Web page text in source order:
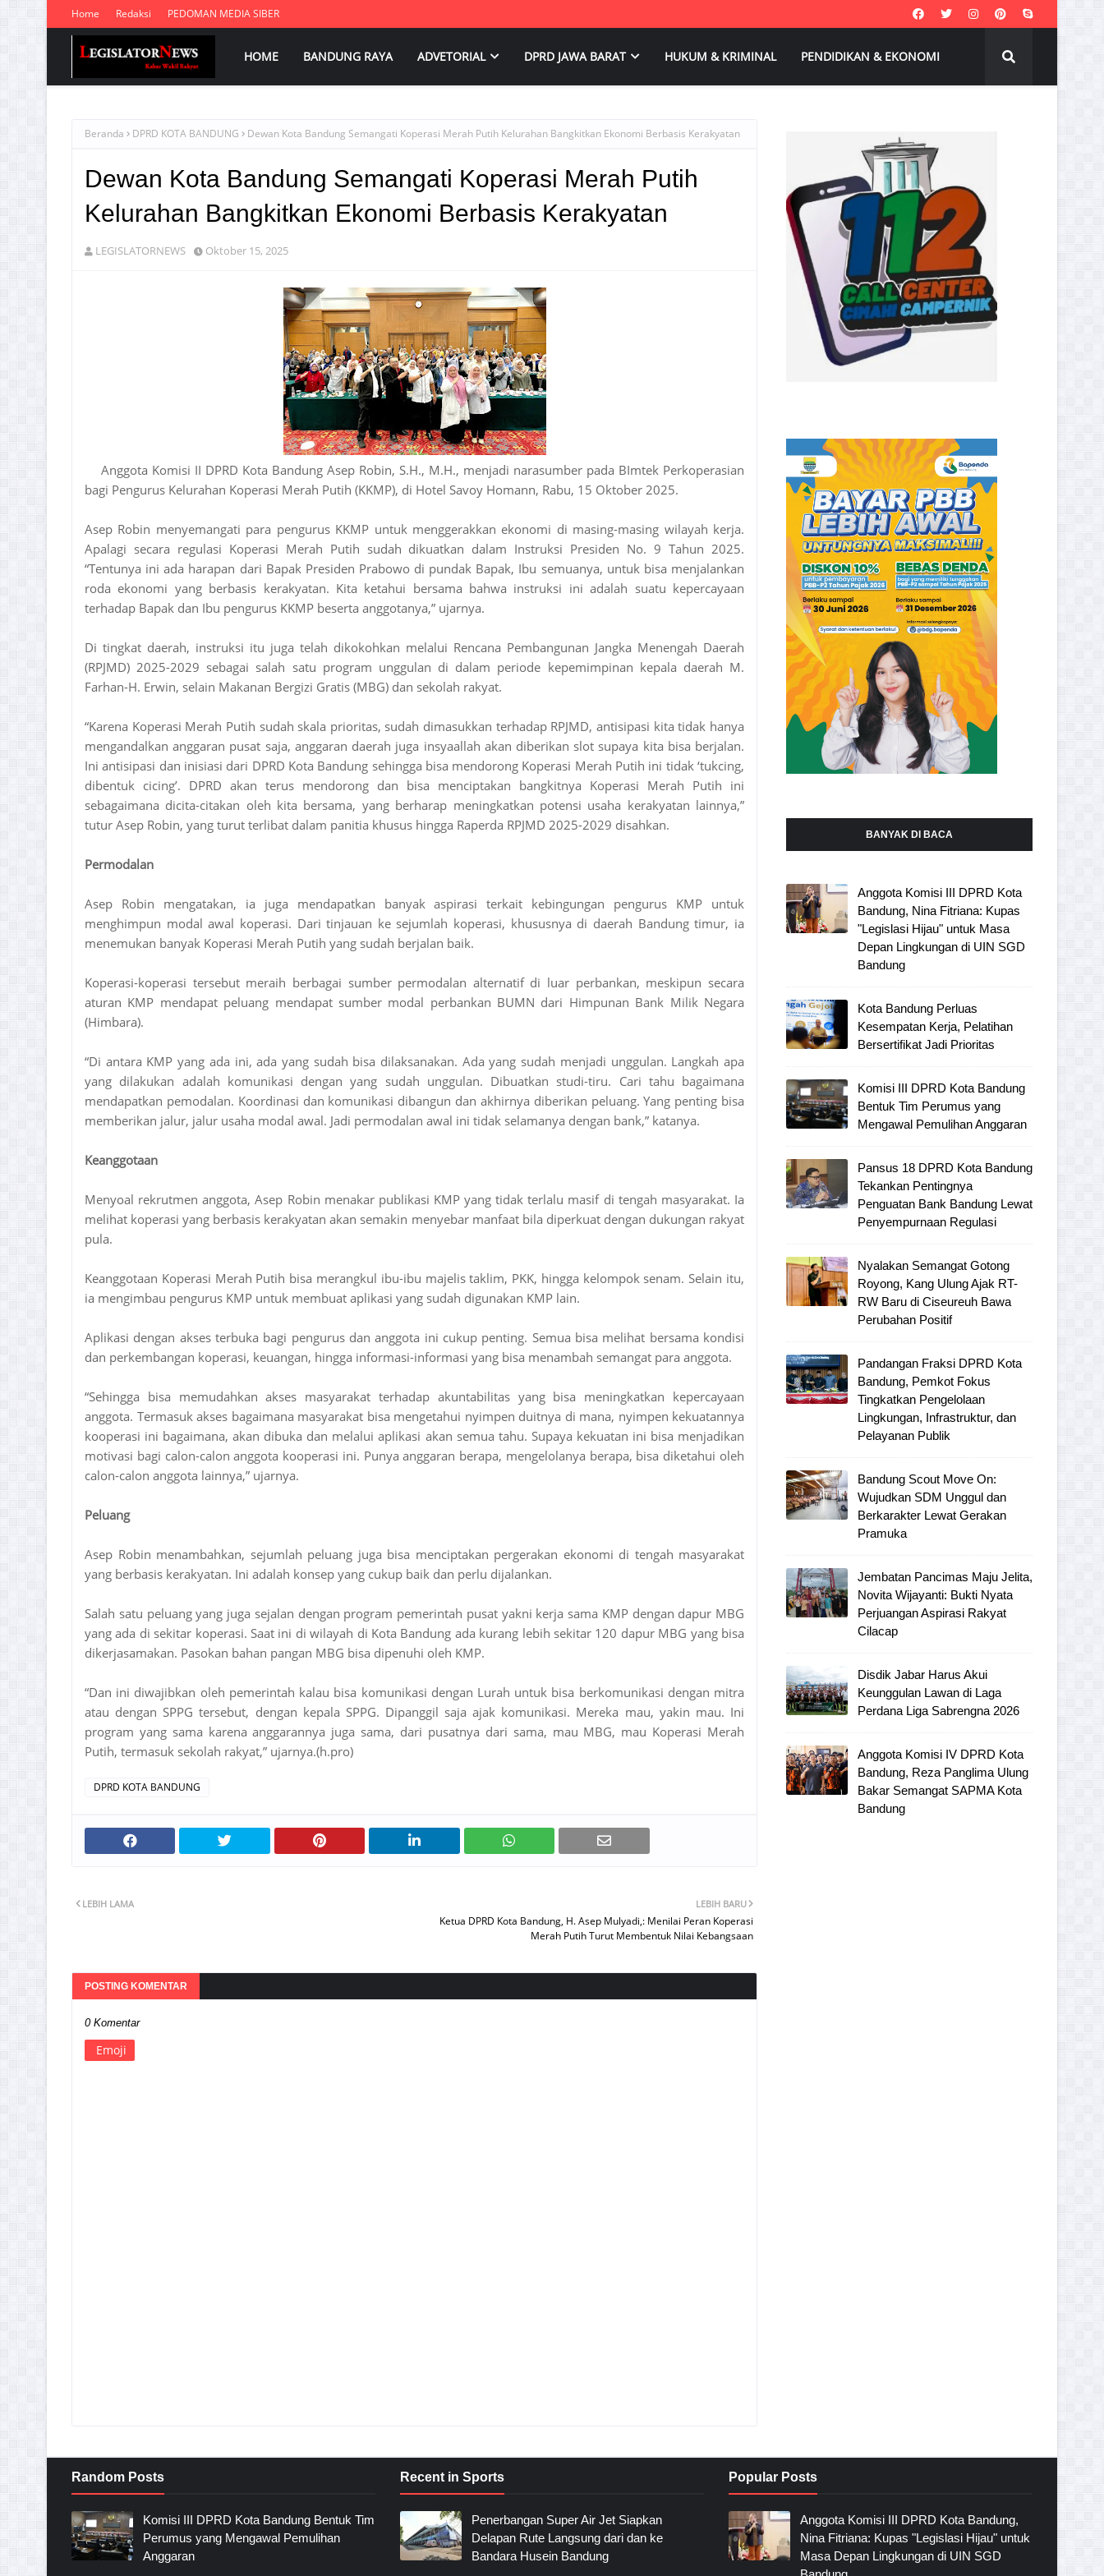
Home Redaksi PEDOMAN MEDIA SIBER
HOME BANDUNG RAYA ADVETORIAL DPRD JAWA BARAT HUKUM & KRIMINAL PENDIDIKAN & EKONOMI
Beranda DPRD KOTA BANDUNG Dewan Kota Bandung Semangati Koperasi Merah Putih Kelurahan Bangkitkan Ekonomi Berbasis Kerakyatan
Dewan Kota Bandung Semangati Koperasi Merah Putih
Kelurahan Bangkitkan Ekonomi Berbasis Kerakyatan
LEGISLATORNEWS Oktober 15, 2025
Anggota Komisi II DPRD Kota Bandung Asep Robin, S.H., M.H., menjadi narasumber pada BImtek Perkoperasian
bagi Pengurus Kelurahan Koperasi Merah Putih (KKMP), di Hotel Savoy Homann, Rabu, 15 Oktober 2025.
Asep Robin menyemangati para pengurus KKMP untuk menggerakkan ekonomi di masing-masing wilayah kerja.
Apalagi secara regulasi Koperasi Merah Putih sudah dikuatkan dalam Instruksi Presiden No. 9 Tahun 2025.
“Tentunya ini ada harapan dari Bapak Presiden Prabowo di pundak Bapak, Ibu semuanya, untuk bisa menjalankan
roda ekonomi yang berbasis kerakyatan. Kita ketahui bersama bahwa instruksi ini adalah suatu kepercayaan
terhadap Bapak dan Ibu pengurus KKMP beserta anggotanya,” ujarnya.
Di tingkat daerah, instruksi itu juga telah dikokohkan melalui Rencana Pembangunan Jangka Menengah Daerah
(RPJMD) 2025-2029 sebagai salah satu program unggulan di dalam periode kepemimpinan kepala daerah M.
Farhan-H. Erwin, selain Makanan Bergizi Gratis (MBG) dan sekolah rakyat.
“Karena Koperasi Merah Putih sudah skala prioritas, sudah dimasukkan terhadap RPJMD, antisipasi kita tidak hanya
mengandalkan anggaran pusat saja, anggaran daerah juga insyaallah akan diberikan slot supaya kita bisa berjalan.
Ini antisipasi dan inisiasi dari DPRD Kota Bandung sehingga bisa mendorong Koperasi Merah Putih ini tidak ‘tukcing,
dibentuk cicing’. DPRD akan terus mendorong dan bisa menciptakan bangkitnya Koperasi Merah Putih ini
sebagaimana dicita-citakan oleh kita bersama, yang berharap meningkatkan potensi usaha kerakyatan lainnya,”
tutur Asep Robin, yang turut terlibat dalam panitia khusus hingga Raperda RPJMD 2025-2029 disahkan.
Permodalan
Asep Robin mengatakan, ia juga mendapatkan banyak aspirasi terkait kebingungan pengurus KMP untuk
menghimpun modal awal koperasi. Dari tinjauan ke sejumlah koperasi, khususnya di daerah Bandung timur, ia
menemukan banyak Koperasi Merah Putih yang sudah berjalan baik.
Koperasi-koperasi tersebut meraih berbagai sumber permodalan alternatif di luar perbankan, meskipun secara
aturan KMP mendapat peluang mendapat sumber modal perbankan BUMN dari Himpunan Bank Milik Negara
(Himbara).
“Di antara KMP yang ada ini, ada yang sudah bisa dilaksanakan. Ada yang sudah menjadi unggulan. Langkah apa
yang dilakukan adalah komunikasi dengan yang sudah unggulan. Dibuatkan studi-tiru. Cari tahu bagaimana
mendapatkan pemodalan. Koordinasi dan komunikasi dibangun dan akhirnya diberikan peluang. Yang penting bisa
memberikan jalur, jalur usaha modal awal. Jadi permodalan awal ini tidak selamanya dengan bank,” katanya.
Keanggotaan
Menyoal rekrutmen anggota, Asep Robin menakar publikasi KMP yang tidak terlalu masif di tengah masyarakat. Ia
melihat koperasi yang berbasis kerakyatan akan semakin menyebar manfaat bila diperkuat dengan dukungan rakyat
pula.
Keanggotaan Koperasi Merah Putih bisa merangkul ibu-ibu majelis taklim, PKK, hingga kelompok senam. Selain itu,
ia mengimbau pengurus KMP untuk membuat aplikasi yang sudah digunakan KMP lain.
Aplikasi dengan akses terbuka bagi pengurus dan anggota ini cukup penting. Semua bisa melihat bersama kondisi
dan perkembangan koperasi, keuangan, hingga informasi-informasi yang bisa menambah semangat para anggota.
“Sehingga bisa memudahkan akses masyarakat terhadap akuntabilitas yang bisa meningkatkan kepercayaan
anggota. Termasuk akses bagaimana masyarakat bisa mengetahui nyimpen duitnya di mana, nyimpen kekuatannya
kooperasi ini bagaimana, akan dibuka dan melalui aplikasi akan semua tahu. Supaya kekuatan ini bisa menjadikan
motivasi bagi calon-calon anggota kooperasi ini. Punya anggaran berapa, mengelolanya berapa, bisa diketahui oleh
calon-calon anggota lainnya,” ujarnya.
Peluang
Asep Robin menambahkan, sejumlah peluang juga bisa menciptakan pergerakan ekonomi di tengah masyarakat
yang berbasis kerakyatan. Ini adalah konsep yang cukup baik dan perlu dijalankan.
Salah satu peluang yang juga sejalan dengan program pemerintah pusat yakni kerja sama KMP dengan dapur MBG
yang ada di sekitar koperasi. Saat ini di wilayah di Kota Bandung ada kurang lebih sekitar 120 dapur MBG yang bisa
dikerjasamakan. Pasokan bahan pangan MBG bisa dipenuhi oleh KMP.
“Dan ini diwajibkan oleh pemerintah kalau bisa komunikasi dengan Lurah untuk bisa berkomunikasi dengan mitra
atau dengan SPPG tersebut, dengan kepala SPPG. Dipanggil saja ajak komunikasi. Mereka mau, yakin mau. Ini
program yang sama karena anggarannya juga sama, dari pusatnya dari sama, mau MBG, mau Koperasi Merah
Putih, termasuk sekolah rakyat,” ujarnya.(h.pro)
DPRD KOTA BANDUNG
LEBIH BARU
Ketua DPRD Kota Bandung, H. Asep Mulyadi,: Menilai Peran Koperasi
Merah Putih Turut Membentuk Nilai Kebangsaan
LEBIH LAMA
POSTING KOMENTAR
0 Komentar
Emoji
BANYAK DI BACA
Anggota Komisi III DPRD Kota
Bandung, Nina Fitriana: Kupas
"Legislasi Hijau" untuk Masa
Depan Lingkungan di UIN SGD
Bandung
Kota Bandung Perluas
Kesempatan Kerja, Pelatihan
Bersertifikat Jadi Prioritas
Komisi III DPRD Kota Bandung
Bentuk Tim Perumus yang
Mengawal Pemulihan Anggaran
Pansus 18 DPRD Kota Bandung
Tekankan Pentingnya
Penguatan Bank Bandung Lewat
Penyempurnaan Regulasi
Nyalakan Semangat Gotong
Royong, Kang Ulung Ajak RT-
RW Baru di Ciseureuh Bawa
Perubahan Positif
Pandangan Fraksi DPRD Kota
Bandung, Pemkot Fokus
Tingkatkan Pengelolaan
Lingkungan, Infrastruktur, dan
Pelayanan Publik
Bandung Scout Move On:
Wujudkan SDM Unggul dan
Berkarakter Lewat Gerakan
Pramuka
Jembatan Pancimas Maju Jelita,
Novita Wijayanti: Bukti Nyata
Perjuangan Aspirasi Rakyat
Cilacap
Disdik Jabar Harus Akui
Keunggulan Lawan di Laga
Perdana Liga Sabrengna 2026
Anggota Komisi IV DPRD Kota
Bandung, Reza Panglima Ulung
Bakar Semangat SAPMA Kota
Bandung
Random Posts
Komisi III DPRD Kota Bandung Bentuk Tim
Perumus yang Mengawal Pemulihan
Anggaran
Recent in Sports
Penerbangan Super Air Jet Siapkan
Delapan Rute Langsung dari dan ke
Bandara Husein Bandung
Popular Posts
Anggota Komisi III DPRD Kota Bandung,
Nina Fitriana: Kupas "Legislasi Hijau" untuk
Masa Depan Lingkungan di UIN SGD